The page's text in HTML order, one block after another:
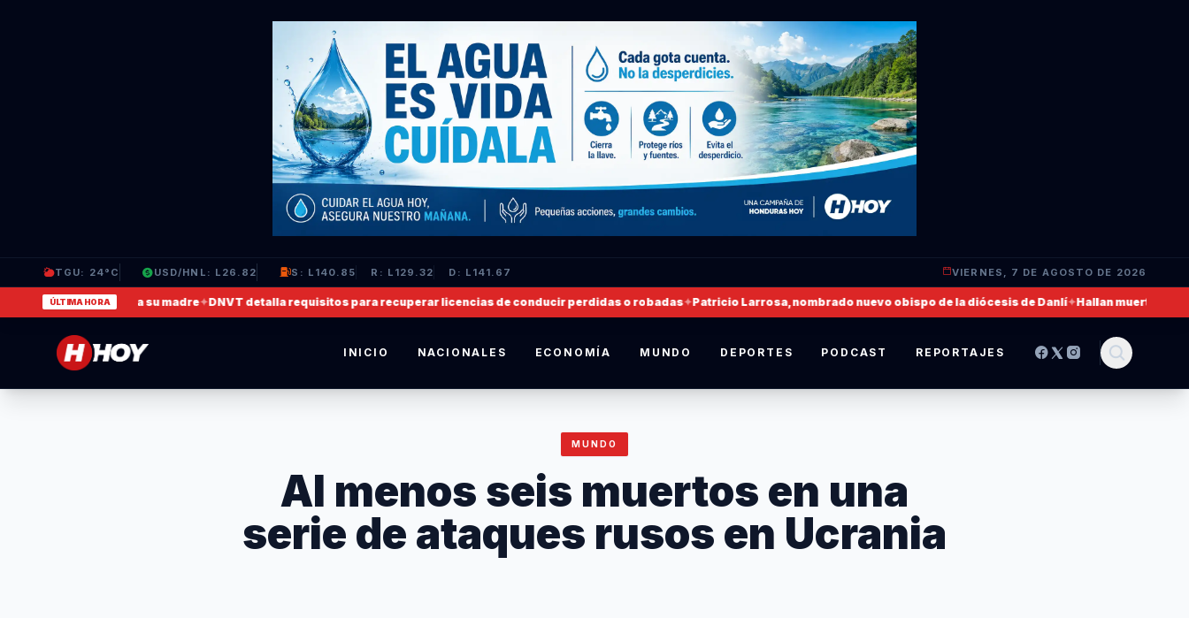
TGU: 24°C USD/HNL: L26.82 S: L140.85 R: L129.32 D: L141.67 VIERNES, 7 DE AGOSTO DE 2026
ÚLTIMA HORA
en que agrede a su madre✦DNVT detalla requisitos para recuperar licencias de conducir perdidas o robadas✦Patricio Larrosa, nombrado nuevo obispo de la diócesis de Danlí✦Hallan muerto a un
INICIO NACIONALES ECONOMÍA MUNDO DEPORTES PODCAST REPORTAJES
MUNDO
Al menos seis muertos en una
serie de ataques rusos en Ucrania